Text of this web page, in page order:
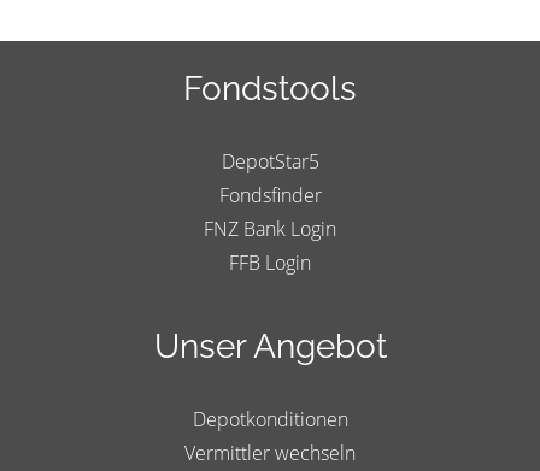
Fondstools
DepotStar5
Fondsfinder
FNZ Bank Login
FFB Login
Unser Angebot
Depotkonditionen
Vermittler wechseln